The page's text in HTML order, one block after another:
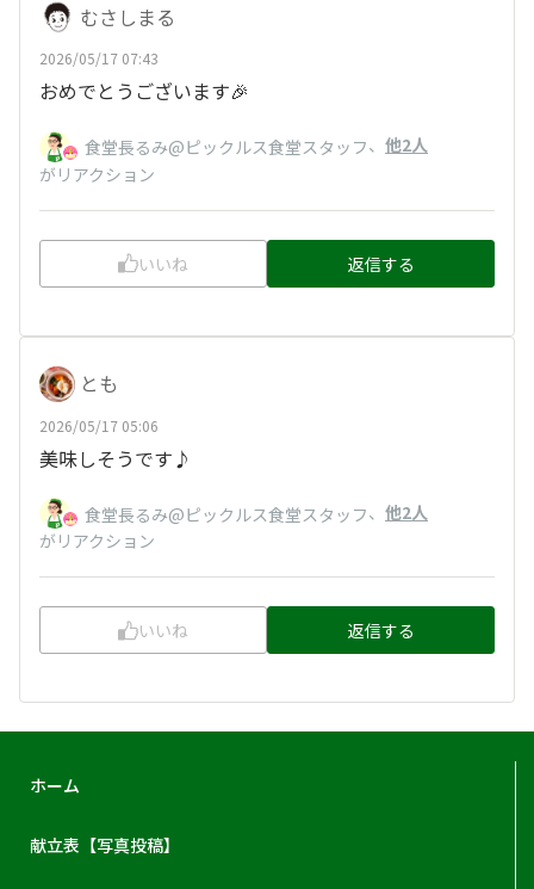
むさしまる
2026/05/17 07:43
おめでとうございます🎉
食堂長るみ@ピックルス食堂スタッフ、 他2人
がリアクション
いいね 返信する
とも
2026/05/17 05:06
美味しそうです♪
食堂長るみ@ピックルス食堂スタッフ、 他2人
がリアクション
いいね 返信する
ホーム
献立表【写真投稿】